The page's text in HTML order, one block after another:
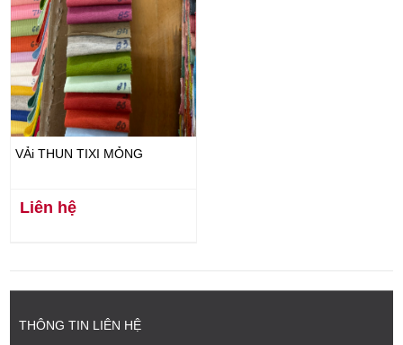
VẢi THUN TIXI MỎNG
Liên hệ
THÔNG TIN LIÊN HỆ